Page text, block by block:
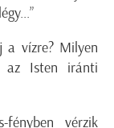
vízre? Milyen
az Isten iránti
vérzik